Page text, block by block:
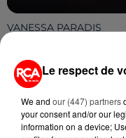
VANESSA PARADIS
9h07
9h07
Le respect de
We and our (447) partners
your consent and/or our
information on a device;